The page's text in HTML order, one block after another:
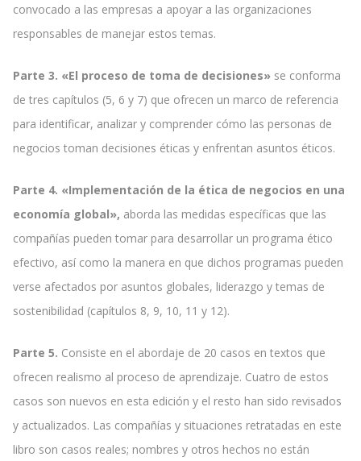
convocado a las empresas a apoyar a las organizaciones
responsables de manejar estos temas.
Parte 3. «El proceso de toma de decisiones» se conforma
de tres capítulos (5, 6 y 7) que ofrecen un marco de referencia
para identificar, analizar y comprender cómo las personas de
negocios toman decisiones éticas y enfrentan asuntos éticos.
Parte 4. «Implementación de la ética de negocios en una
economía global», aborda las medidas específicas que las
compañías pueden tomar para desarrollar un programa ético
efectivo, así como la manera en que dichos programas pueden
verse afectados por asuntos globales, liderazgo y temas de
sostenibilidad (capítulos 8, 9, 10, 11 y 12).
Parte 5. Consiste en el abordaje de 20 casos en textos que
ofrecen realismo al proceso de aprendizaje. Cuatro de estos
casos son nuevos en esta edición y el resto han sido revisados
y actualizados. Las compañías y situaciones retratadas en este
libro son casos reales; nombres y otros hechos no están